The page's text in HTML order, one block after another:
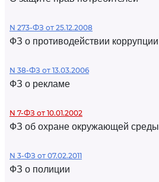
N 273-ФЗ от 25.12.2008
ФЗ о противодействии коррупции
N 38-ФЗ от 13.03.2006
ФЗ о рекламе
N 7-ФЗ от 10.01.2002
ФЗ об охране окружающей среды
N 3-ФЗ от 07.02.2011
ФЗ о полиции